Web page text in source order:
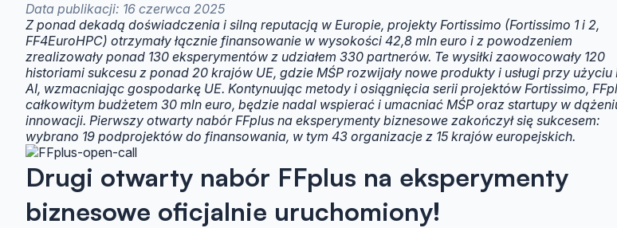
Data publikacji: 16 czerwca 2025
Z ponad dekadą doświadczenia i silną reputacją w Europie, projekty Fortissimo (Fortissimo 1 i 2,
FF4EuroHPC) otrzymały łącznie finansowanie w wysokości 42,8 mln euro i z powodzeniem
zrealizowały ponad 130 eksperymentów z udziałem 330 partnerów. Te wysiłki zaowocowały 120
historiami sukcesu z ponad 20 krajów UE, gdzie MŚP rozwijały nowe produkty i usługi przy użyciu
AI, wzmacniając gospodarkę UE. Kontynuując metody i osiągnięcia serii projektów Fortissimo,
całkowitym budżetem 30 mln euro, będzie nadal wspierać i umacniać MŚP oraz startupy w
innowacji. Pierwszy otwarty nabór FFplus na eksperymenty biznesowe zakończył się sukcesem:
wybrano 19 podprojektów do finansowania, w tym 43 organizacje z 15 krajów europejskich.
Drugi otwarty nabór FFplus na eksperymenty
biznesowe oficjalnie uruchomiony!